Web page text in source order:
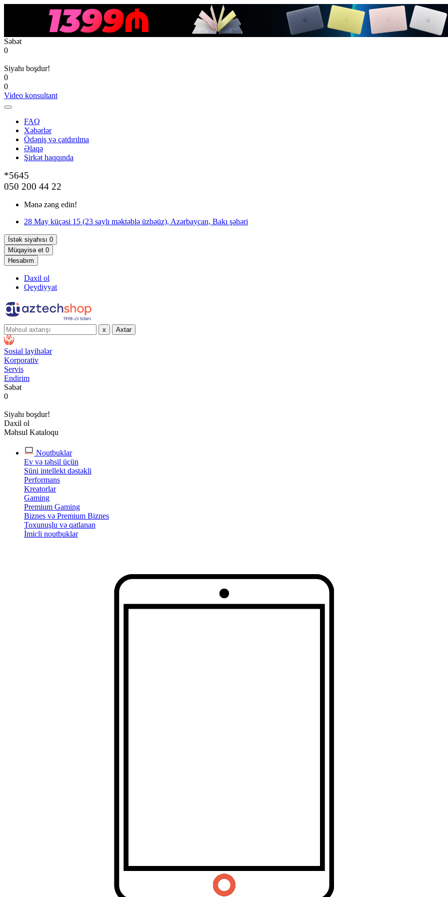
Səbət
0
Siyahı boşdur!
0
0
Video konsultant
FAQ
Xəbərlər
Ödəniş və çatdırılma
Əlaqə
Şirkət haqqında
*5645
050 200 44 22
Mənə zəng edin!
28 May küçəsi 15 (23 saylı məktəblə üzbəüz), Azərbaycan, Bakı şəhəri
İstək siyahısı 0
Müqayisə et 0
Hesabım
Daxil ol
Qeydiyyat
x Axtar
Sosial layihələr
Korporativ
Servis
Endirim
Səbət
0
Siyahı boşdur!
Daxil ol
Məhsul Kataloqu
Noutbuklar
Ev və təhsil üçün
Süni intellekt dəstəkli
Performans
Kreatorlar
Gaming
Premium Gaming
Biznes və Premium Biznes
Toxunuşlu və qatlanan
İmicli noutbuklar